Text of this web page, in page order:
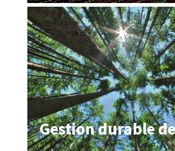
Gestion durable